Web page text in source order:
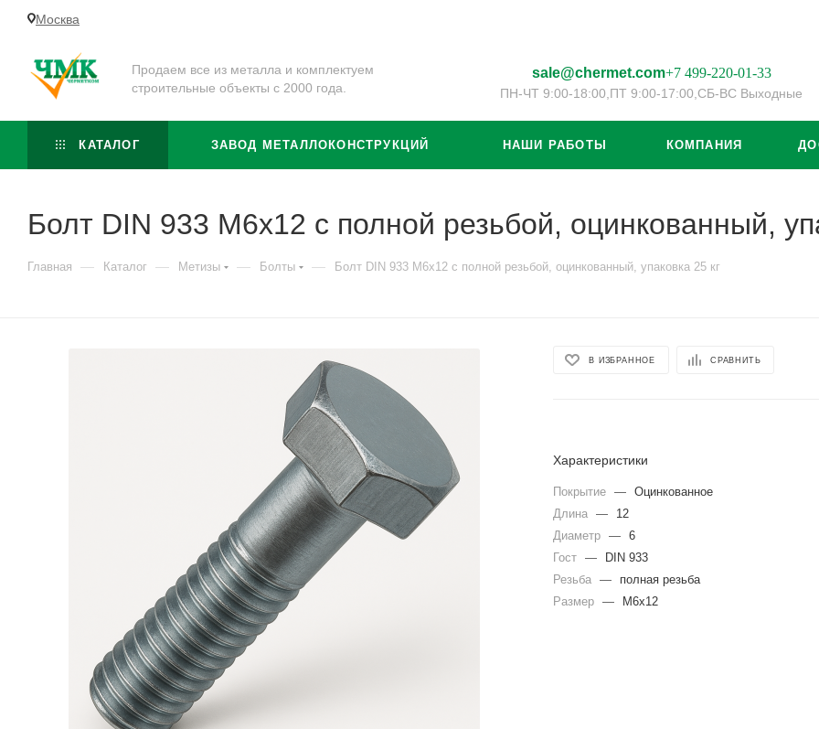
Москва
Продаем все из металла и комплектуем
строительные объекты с 2000 года.
sale@chermet.com+7 499-220-01-33
ПН-ЧТ 9:00-18:00, ПТ 9:00-17:00, СБ-ВС Выходные
КАТАЛОГ ЗАВОД МЕТАЛЛОКОНСТРУКЦИЙ НАШИ РАБОТЫ КОМПАНИЯ
Болт DIN 933 М6х12 с полной резьбой, оцинкованный,
Главная — Каталог — Метизы — Болты — Болт DIN 933 М6х12 с полной резьбой, оцинкованный, упаковка 25 кг
В ИЗБРАННОЕ СРАВНИТЬ
Характеристики
Покрытие —
Оцинкованное
Длина
—
12
Диаметр
—
6
Гост
—
DIN 933
Резьба
—
полная резьба
Размер
— М6х12